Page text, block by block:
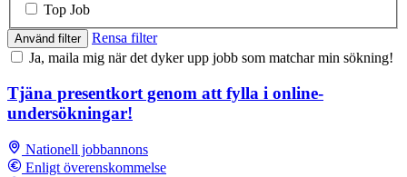
Top Job
Använd filter
Rensa filter
Ja, maila mig när det dyker upp jobb som matchar min sökning!
Tjäna presentkort genom att fylla i online-
undersökningar!
Nationell jobbannons
Enligt överenskommelse